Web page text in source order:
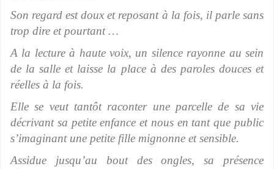
Son regard est doux et reposant à la fois, il parle sans
trop dire et pourtant …
A la lecture à haute voix, un silence rayonne au sein
de la salle et laisse la place à des paroles douces et
réelles à la fois.
Elle se veut tantôt raconter une parcelle de sa vie
décrivant sa petite enfance et nous en tant que public
s’imaginant une petite fille mignonne et sensible.
Assidue jusqu’au bout des ongles, sa présence